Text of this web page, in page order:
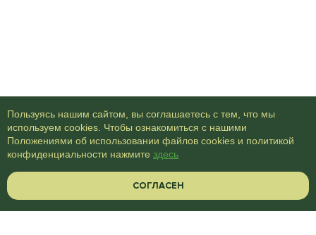
Пользуясь нашим сайтом, вы соглашаетесь с тем, что мы
используем cookies. Чтобы ознакомиться с нашими
Положениями об использовании файлов cookies и политикой
конфиденциальности нажмите здесь
СОГЛАСЕН